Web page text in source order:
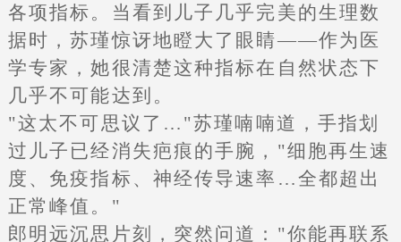
各项指标。当看到儿子几乎完美的生理数
据时，苏瑾惊讶地瞪大了眼睛——作为医
学专家，她很清楚这种指标在自然状态下
几乎不可能达到。
"这太不可思议了…"苏瑾喃喃道，手指划
过儿子已经消失疤痕的手腕，"细胞再生速
度、免疫指标、神经传导速率…全都超出
正常峰值。"
郎明远沉思片刻，突然问道："你能再联系